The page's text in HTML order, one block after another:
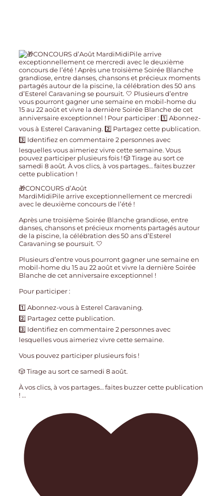
🎁CONCOURS d’Août
MardiMidiPile arrive exceptionnellement ce mercredi
avec le deuxième concours de l’été !
Après une troisième Soirée Blanche grandiose, entre
danses, chansons et précieux moments partagés autour
de la piscine, la célébration des 50 ans d’Esterel
Caravaning se poursuit. 🤍
Plusieurs d’entre vous pourront gagner une semaine en
mobil-home du 15 au 22 août et vivre la dernière Soirée
Blanche de cet anniversaire exceptionnel !
Pour participer :
1️⃣ Abonnez-vous à Esterel Caravaning.
2️⃣ Partagez cette publication.
3️⃣ Identifiez en commentaire 2 personnes avec
lesquelles vous aimeriez vivre cette semaine.
Vous pouvez participer plusieurs fois !
🎲 Tirage au sort ce samedi 8 août.
À vos clics, à vos partages… faites buzzer cette publication
! …